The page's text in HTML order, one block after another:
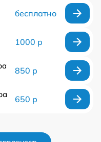
бесплатно
1000 р
850 р
650 р